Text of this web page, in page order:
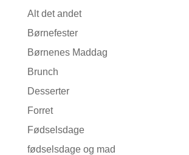
Alt det andet
Børnefester
Børnenes Maddag
Brunch
Desserter
Forret
Fødselsdage
fødselsdage og mad